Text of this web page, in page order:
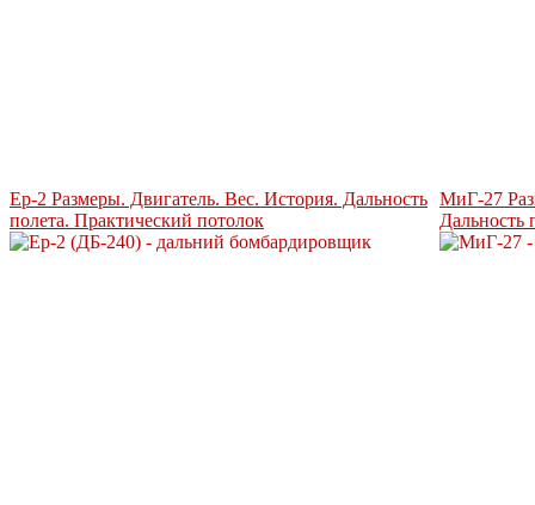
Ер-2 Размеры. Двигатель. Вес. История. Дальность
полета. Практический потолок
МиГ-27
Дальность